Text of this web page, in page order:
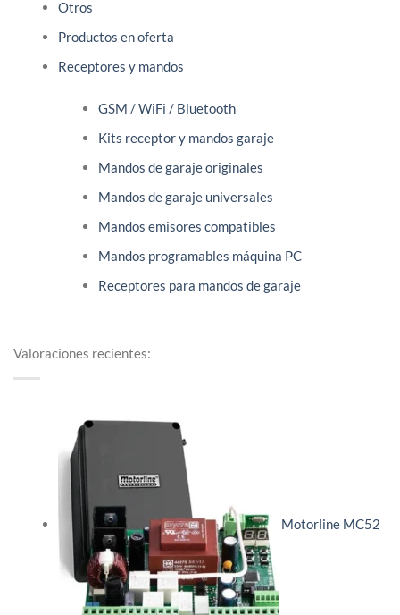
Otros
Productos en oferta
Receptores y mandos
GSM / WiFi / Bluetooth
Kits receptor y mandos garaje
Mandos de garaje originales
Mandos de garaje universales
Mandos emisores compatibles
Mandos programables máquina PC
Receptores para mandos de garaje
Valoraciones recientes:
Motorline MC52